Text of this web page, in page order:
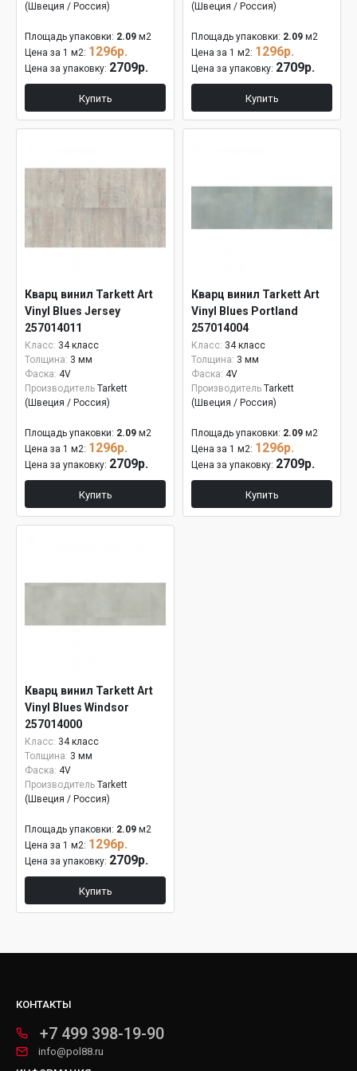
(Швеция / Россия)
Площадь упаковки: 2.09 м2
Цена за 1 м2: 1296р.
Цена за упаковку: 2709р.
Купить
(Швеция / Россия)
Площадь упаковки: 2.09 м2
Цена за 1 м2: 1296р.
Цена за упаковку: 2709р.
Купить
Кварц винил Tarkett Art
Vinyl Blues Jersey
257014011
Класс: 34 класс
Толщина: 3 мм
Фаска: 4V
Производитель Tarkett
(Швеция / Россия)
Площадь упаковки: 2.09 м2
Цена за 1 м2: 1296р.
Цена за упаковку: 2709р.
Купить
Кварц винил Tarkett Art
Vinyl Blues Portland
257014004
Класс: 34 класс
Толщина: 3 мм
Фаска: 4V
Производитель Tarkett
(Швеция / Россия)
Площадь упаковки: 2.09 м2
Цена за 1 м2: 1296р.
Цена за упаковку: 2709р.
Купить
Кварц винил Tarkett Art
Vinyl Blues Windsor
257014000
Класс: 34 класс
Толщина: 3 мм
Фаска: 4V
Производитель Tarkett
(Швеция / Россия)
Площадь упаковки: 2.09 м2
Цена за 1 м2: 1296р.
Цена за упаковку: 2709р.
Купить
КОНТАКТЫ
+7 499 398-19-90
info@pol88.ru